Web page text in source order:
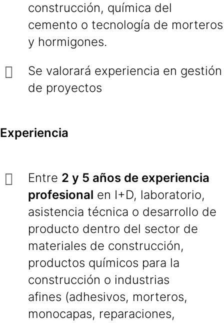
construcción, química del
cemento o tecnología de morteros
y hormigones.
Se valorará experiencia en gestión
de proyectos
Experiencia
Entre 2 y 5 años de experiencia
profesional en I+D, laboratorio,
asistencia técnica o desarrollo de
producto dentro del sector de
materiales de construcción,
productos químicos para la
construcción o industrias
afines (adhesivos, morteros,
monocapas, reparaciones,